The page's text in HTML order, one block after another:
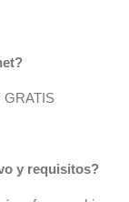
GRATIS
y requisitos?